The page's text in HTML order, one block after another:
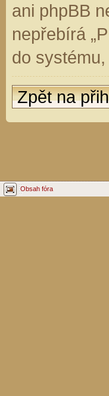
ani phpBB
nepřebírá
do
Zpět na
Obsah fóra